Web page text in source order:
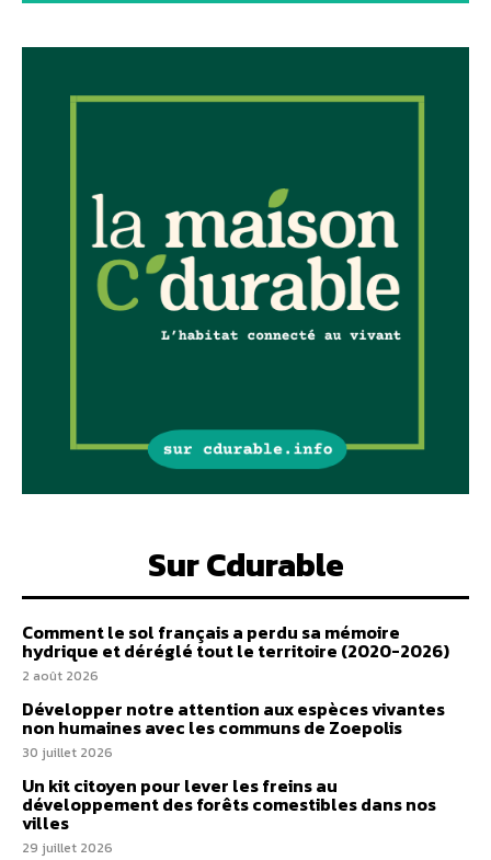
Sur Cdurable
Comment le sol français a perdu sa mémoire
hydrique et déréglé tout le territoire (2020-2026)
2 août 2026
Développer notre attention aux espèces vivantes
non humaines avec les communs de Zoepolis
30 juillet 2026
Un kit citoyen pour lever les freins au
développement des forêts comestibles dans nos
villes
29 juillet 2026